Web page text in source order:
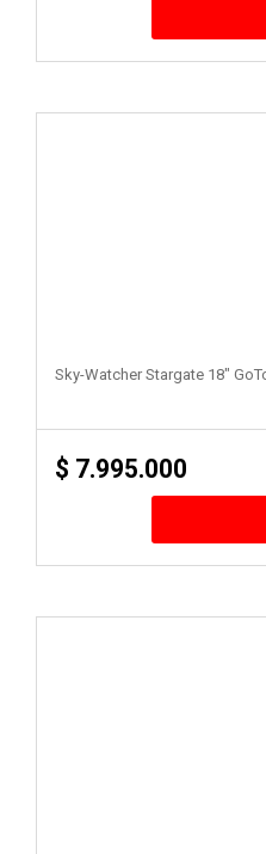
Sky-Watcher Stargate 18″
$ 7.995.000